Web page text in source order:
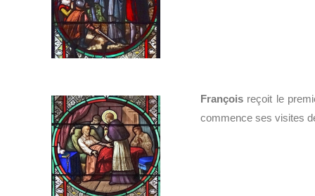
François reçoit le
commence ses visites